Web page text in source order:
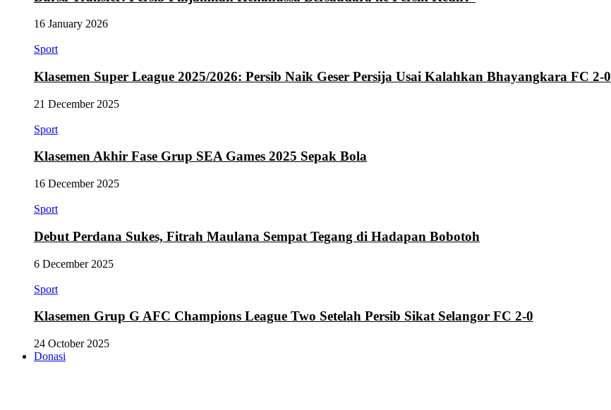
16 January 2026
Sport
Klasemen Super League 2025/2026: Persib Naik Geser Persija Usai Kalahkan Bhayangkara FC 2-0
21 December 2025
Sport
Klasemen Akhir Fase Grup SEA Games 2025 Sepak Bola
16 December 2025
Sport
Debut Perdana Sukes, Fitrah Maulana Sempat Tegang di Hadapan Bobotoh
6 December 2025
Sport
Klasemen Grup G AFC Champions League Two Setelah Persib Sikat Selangor FC 2-0
24 October 2025
Donasi